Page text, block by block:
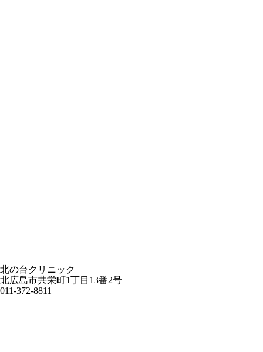
北の台クリニック
北広島市共栄町1丁目13番2号
011-372-8811